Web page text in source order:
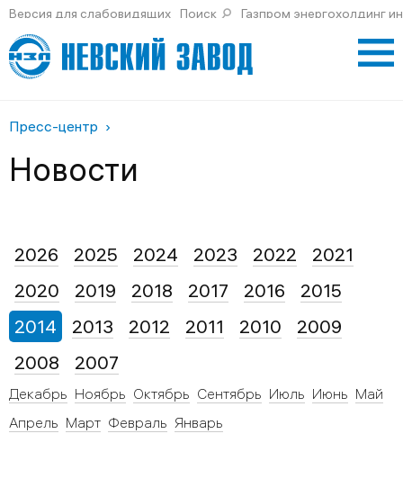
Версия для слабовидящих Поиск Газпром энергохолдинг
Пресс-центр
Новости
2026 2025 2024 2023 2022
2021
2020
2019 2018 2017 2016
2015
2014
Декабрь Ноябрь Октябрь Сентябрь Июль Июнь Май
Апрель Март Февраль Январь
2013 2012 2011 2010
2009
2008
2007